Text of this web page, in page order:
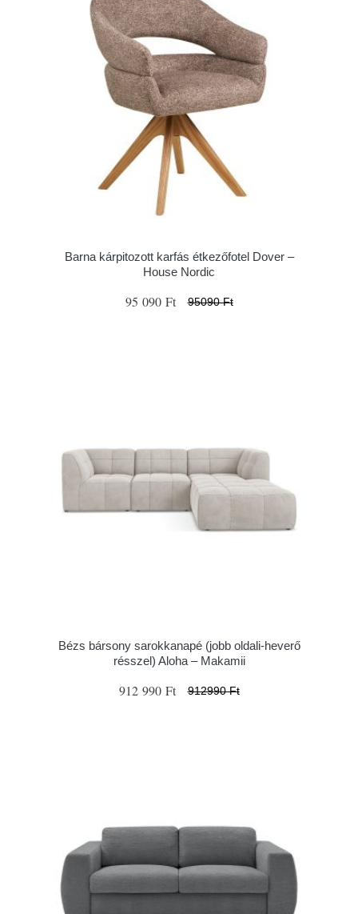
Barna kárpitozott karfás étkezőfotel Dover –
House Nordic
95 090 Ft 95090 Ft
Bézs bársony sarokkanapé (jobb oldali-heverő
résszel) Aloha – Makamii
912 990 Ft 912990 Ft